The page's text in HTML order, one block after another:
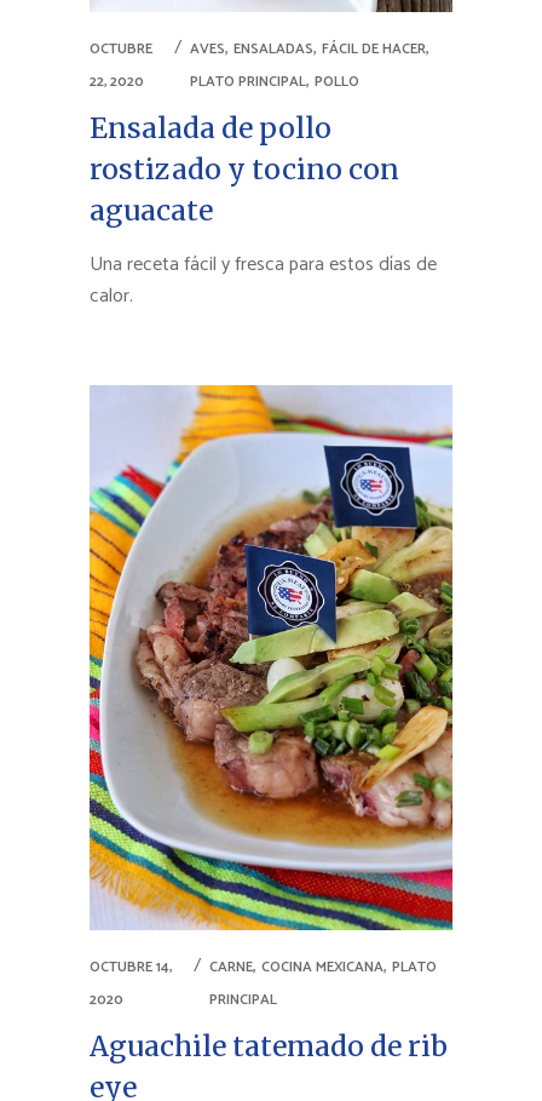
OCTUBRE
22, 2020
AVES, ENSALADAS, FÁCIL DE HACER,
PLATO PRINCIPAL, POLLO
Ensalada de pollo
rostizado y tocino con
aguacate
Una receta fácil y fresca para estos días de
calor.
OCTUBRE 14,
2020
CARNE,COCINA MEXICANA,PLATO
PRINCIPAL
Aguachile tatemado de rib
eye